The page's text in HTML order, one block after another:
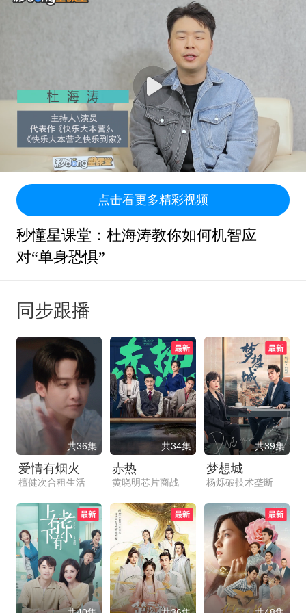
点击看更多精彩视频
秒懂星课堂：杜海涛教你如何机智应
对“单身恐惧”
同步跟播
共36集
爱情有烟火
檀健次合租生活
共34集
赤热
黄晓明芯片商战
共39集
梦想城
杨烁破技术垄断